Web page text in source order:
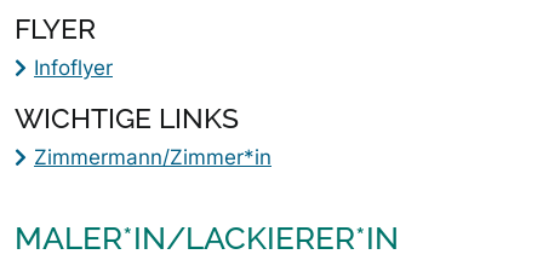
FLYER
Infoflyer
WICHTIGE LINKS
Zimmermann/Zimmer*in
MALER*IN/LACKIERER*IN